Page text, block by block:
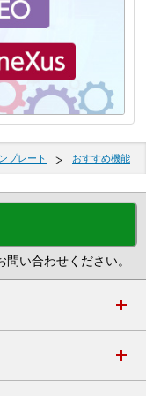
プレート おすすめ機能
い合わせください。